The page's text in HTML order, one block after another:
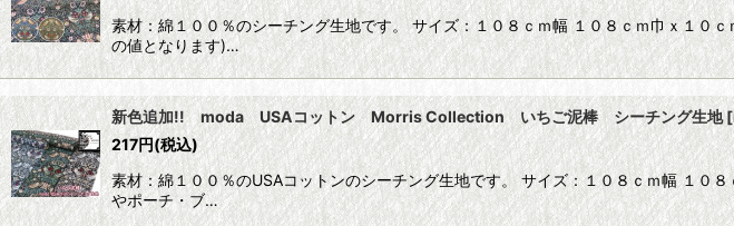
素材：綿１００％のシーチング生地です。 サイズ：１０８ｃｍ幅 １０８ｃｍ巾ｘ１０
の値となります)…
新色追加!! moda USAコットン Morris Collection いちご泥棒 シーチング生地 [
217円(税込)
素材：綿１００％のUSAコットンのシーチング生地です。 サイズ：１０８ｃｍ幅 １
やポーチ・ブ…